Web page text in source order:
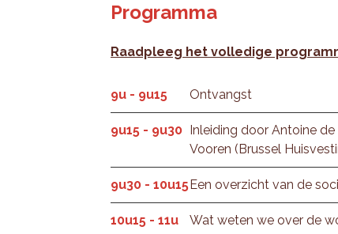
Programma
Raadpleeg het volledige
9u - 9u15 Ontvangst
9u15 - 9u30 Inleiding door Antoine
Vooren (Brussel
9u30 - 10u15Een overzicht van de
10u15 - 11u Wat weten we over de